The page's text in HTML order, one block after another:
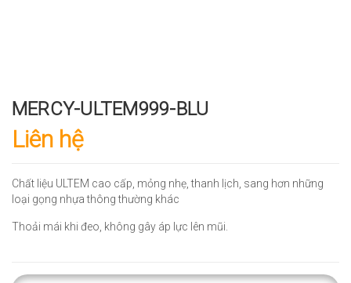
MERCY-ULTEM999-BLU
Liên hệ
Chất liệu ULTEM cao cấp, mỏng nhẹ, thanh lịch, sang hơn những
loại gọng nhựa thông thường khác
Thoải mái khi đeo, không gây áp lực lên mũi.